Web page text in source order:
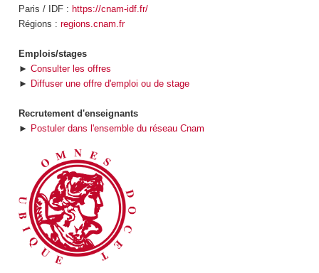
Paris / IDF : https://cnam-idf.fr/
Régions : regions.cnam.fr
Emplois/stages
► Consulter les offres
► Diffuser une offre d'emploi ou de stage
Recrutement d'enseignants
► Postuler dans l'ensemble du réseau Cnam